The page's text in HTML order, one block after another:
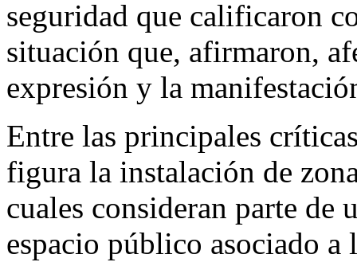
seguridad que calificaron
situación que, afirmaron,
expresión y la
Entre las principales
figura la instalación de
cuales consideran parte de
espacio público asociado